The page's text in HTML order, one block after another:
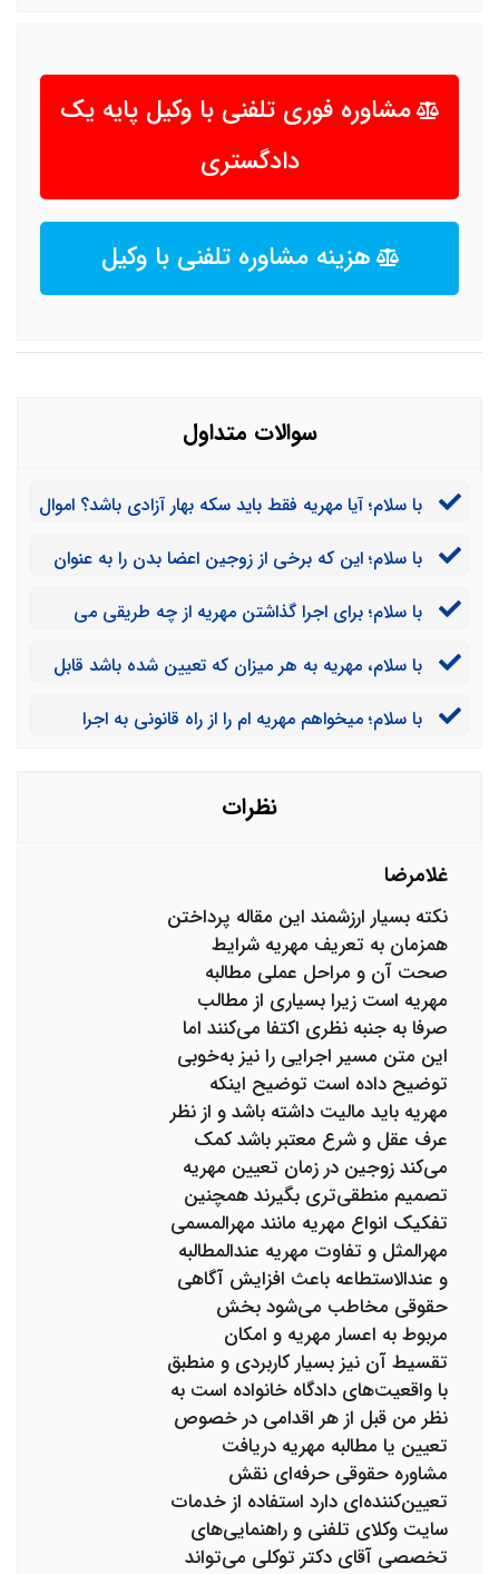
مشاوره فوری تلفنی با وکیل پایه یک
دادگستری
هزینه مشاوره تلفنی با وکیل
سوالات متداول
با سلام؛ آیا مهریه فقط باید سکه بهار آزادی باشد؟ اموال
با سلام؛ این که برخی از زوجین اعضا بدن را به عنوان
با سلام؛ برای اجرا گذاشتن مهریه از چه طریقی می
مهریه را تقدیم دادگاه نمود؟
با سلام، مهریه به هر میزان که تعیین شده باشد قابل
به عنوان مهریه به اجرا گذاشت؟
با سلام؛ میخواهم مهریه ام را از راه قانونی به اجرا
نظرات
غلامرضا
نکته بسیار ارزشمند این مقاله پرداختن
همزمان به تعریف مهریه شرایط
صحت آن و مراحل عملی مطالبه
مهریه است زیرا بسیاری از مطالب
صرفا به جنبه نظری اکتفا می‌کنند اما
این متن مسیر اجرایی را نیز به‌خوبی
توضیح داده است توضیح اینکه
مهریه باید مالیت داشته باشد و از نظر
عرف عقل و شرع معتبر باشد کمک
می‌کند زوجین در زمان تعیین مهریه
تصمیم منطقی‌تری بگیرند همچنین
تفکیک انواع مهریه مانند مهرالمسمی
مهرالمثل و تفاوت مهریه عندالمطالبه
و عندالاستطاعه باعث افزایش آگاهی
حقوقی مخاطب می‌شود بخش
مربوط به اعسار مهریه و امکان
تقسیط آن نیز بسیار کاربردی و منطبق
با واقعیت‌های دادگاه خانواده است به
نظر من قبل از هر اقدامی در خصوص
تعیین یا مطالبه مهریه دریافت
مشاوره حقوقی حرفه‌ای نقش
تعیین‌کننده‌ای دارد استفاده از خدمات
سایت وکلای تلفنی و راهنمایی‌های
تخصصی آقای دکتر توکلی می‌تواند